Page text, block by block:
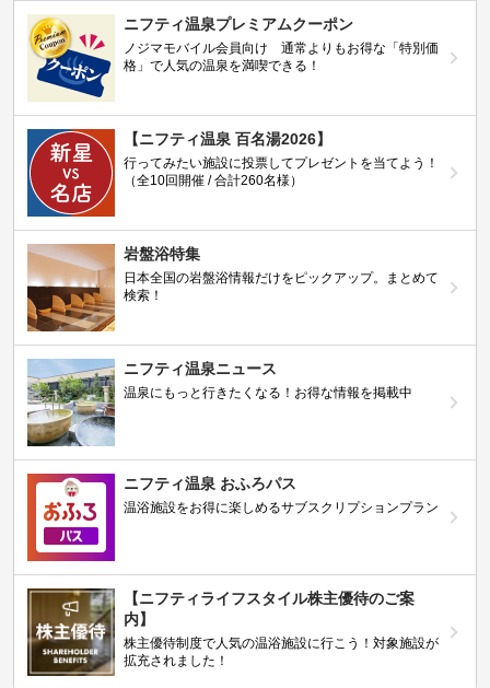
ニフティ温泉プレミアムクーポン
ノジマモバイル会員向け 通常よりもお得な「特別価
格」で人気の温泉を満喫できる！
【ニフティ温泉 百名湯2026】
行ってみたい施設に投票してプレゼントを当てよう！
（全10回開催 / 合計260名様）
岩盤浴特集
日本全国の岩盤浴情報だけをピックアップ。まとめて
検索！
ニフティ温泉ニュース
温泉にもっと行きたくなる！お得な情報を掲載中
ニフティ温泉 おふろパス
温浴施設をお得に楽しめるサブスクリプションプラン
【ニフティライフスタイル株主優待のご案
内】
株主優待制度で人気の温浴施設に行こう！対象施設が
拡充されました！